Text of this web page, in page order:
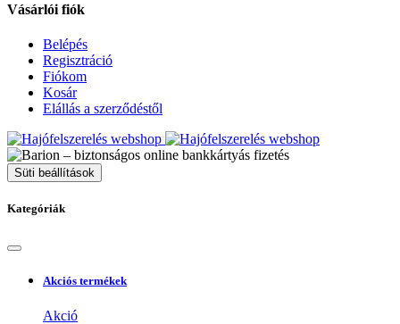
Vásárlói fiók
Belépés
Regisztráció
Fiókom
Kosár
Elállás a szerződéstől
Süti beállítások
Kategóriák
Akciós termékek
Akció